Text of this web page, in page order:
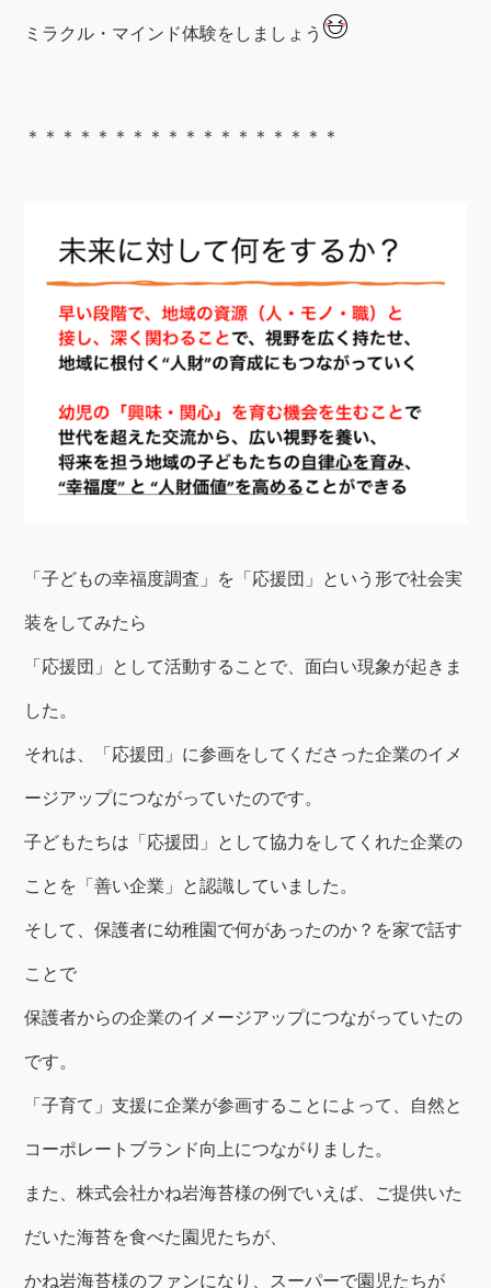
ミラクル・マインド体験をしましょう
＊＊＊＊＊＊＊＊＊＊＊＊＊＊＊＊＊＊
「子どもの幸福度調査」を「応援団」という形で社会実
装をしてみたら
「応援団」として活動することで、面白い現象が起きま
した。
それは、「応援団」に参画をしてくださった企業のイメ
ージアップにつながっていたのです。
子どもたちは「応援団」として協力をしてくれた企業の
ことを「善い企業」と認識していました。
そして、保護者に幼稚園で何があったのか？を家で話す
ことで
保護者からの企業のイメージアップにつながっていたの
です。
「子育て」支援に企業が参画することによって、自然と
コーポレートブランド向上につながりました。
また、株式会社かね岩海苔様の例でいえば、ご提供いた
だいた海苔を食べた園児たちが、
かね岩海苔様のファンになり、スーパーで園児たちが